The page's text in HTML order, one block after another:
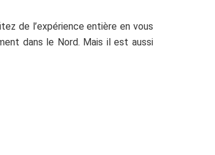
de l’expérience entière en vous
dans le Nord. Mais il est aussi